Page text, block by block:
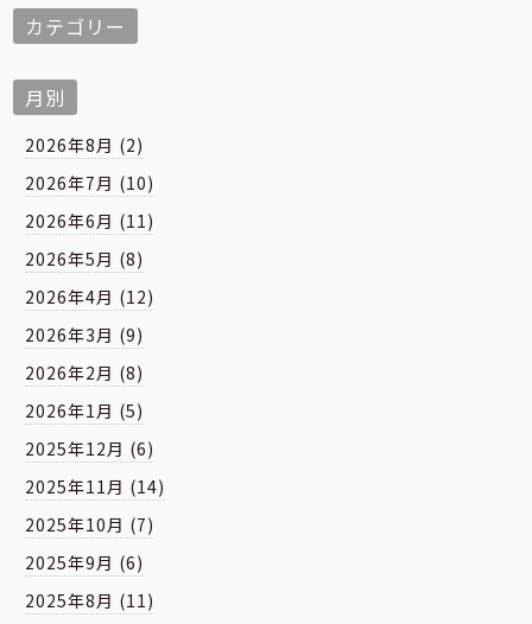
カテゴリー
月別
2026年8月 (2)
2026年7月 (10)
2026年6月 (11)
2026年5月 (8)
2026年4月 (12)
2026年3月 (9)
2026年2月 (8)
2026年1月 (5)
2025年12月 (6)
2025年11月 (14)
2025年10月 (7)
2025年9月 (6)
2025年8月 (11)